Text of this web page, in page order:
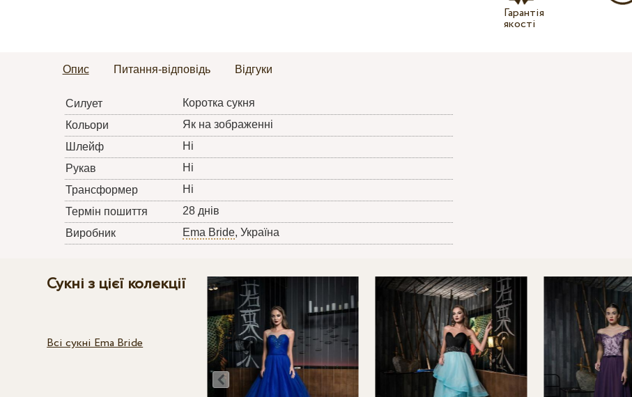
Гарантія
якості
Опис Питання-відповідь Відгуки
Силует
Коротка сукня
Кольори
Як на зображенні
Шлейф
Ні
Рукав
Ні
Трансформер
Ні
Термін пошиття
28 днів
Виробник
Ema Bride, Україна
Сукні з цієї колекції
Всі сукні Ema Bride